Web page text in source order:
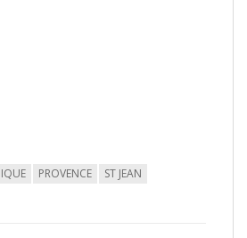
PROVENCE ST JEAN